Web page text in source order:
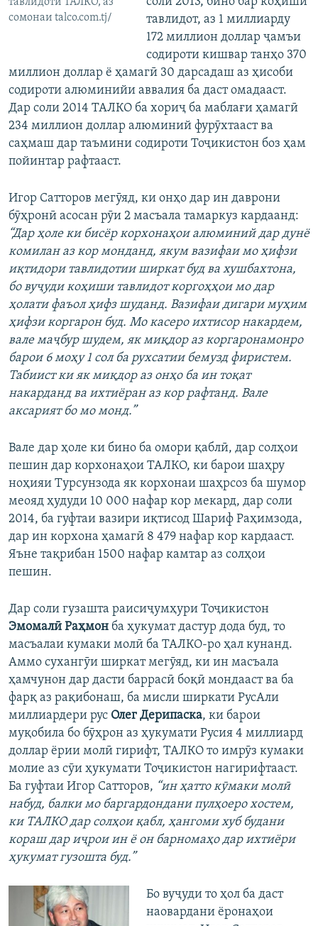
сомонаи talco.com.tj/
тавлидот, аз 1 миллиарду
172 миллион доллар ҷамъи
содироти кишвар танҳо 370
миллион доллар ё ҳамагӣ 30 дарсадаш аз ҳисоби
содироти алюминийи аввалия ба даст омадааст.
Дар соли 2014 ТАЛКО ба хориҷ ба маблағи ҳамагӣ
234 миллион доллар алюминий фурӯхтааст ва
саҳмаш дар таъмини содироти Тоҷикистон боз ҳам
пойинтар рафтааст.
Игор Сатторов мегӯяд, ки онҳо дар ин даврони
бӯҳронӣ асосан рӯи 2 масъала тамаркуз кардаанд:
“Дар ҳоле ки бисёр корхонаҳои алюминий дар дунё
комилан аз кор монданд, якум вазифаи мо ҳифзи
иқтидори тавлидотии ширкат буд ва хушбахтона,
бо вуҷуди коҳиши тавлидот коргоҳҳои мо дар
ҳолати фаъол ҳифз шуданд. Вазифаи дигари муҳим
ҳифзи коргарон буд. Мо касеро ихтисор накардем,
вале маҷбур шудем, як миқдор аз коргаронамонро
барои 6 моҳу 1 сол ба рухсатии бемузд фиристем.
Табиист ки як миқдор аз онҳо ба ин тоқат
накарданд ва ихтиёран аз кор рафтанд. Вале
аксарият бо мо монд.”
Вале дар ҳоле ки бино ба омори қаблӣ, дар солҳои
пешин дар корхонаҳои ТАЛКО, ки барои шаҳру
ноҳияи Турсунзода як корхонаи шаҳрсоз ба шумор
меояд ҳудуди 10 000 нафар кор мекард, дар соли
2014, ба гуфтаи вазири иқтисод Шариф Раҳимзода,
дар ин корхона ҳамагӣ 8 479 нафар кор кардааст.
Яъне тақрибан 1500 нафар камтар аз солҳои
пешин.
Дар соли гузашта раисиҷумҳури Тоҷикистон
Эмомалӣ Раҳмон ба ҳукумат дастур дода буд, то
масъалаи кумаки молӣ ба ТАЛКО-ро ҳал кунанд.
Аммо сухангӯи ширкат мегӯяд, ки ин масъала
ҳамчунон дар дасти баррасӣ боқӣ мондааст ва ба
фарқ аз рақибонаш, ба мисли ширкати РусАли
миллиардери рус Олег Дерипаска, ки барои
муқобила бо бӯҳрон аз ҳукумати Русия 4 миллиард
доллар ёрии молӣ гирифт, ТАЛКО то имрӯз кумаки
молие аз сӯи ҳукумати Тоҷикистон нагирифтааст.
Ба гуфтаи Игор Сатторов, “ин ҳатто кӯмаки молӣ
набуд, балки мо баргардондани пулҳоеро хостем,
ки ТАЛКО дар солҳои қабл, ҳангоми хуб будани
кораш дар иҷрои ин ё он барномаҳо дар ихтиёри
ҳукумат гузошта буд.”
Бо вуҷуди то ҳол ба даст
наовардани ёронаҳои